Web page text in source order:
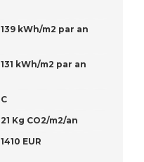
139 kWh/m2 par an
131 kWh/m2 par an
C
21 Kg CO2/m2/an
1410 EUR